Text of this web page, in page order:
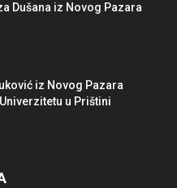
Dušana iz Novog Pazara
iz Novog Pazara
u Prištini